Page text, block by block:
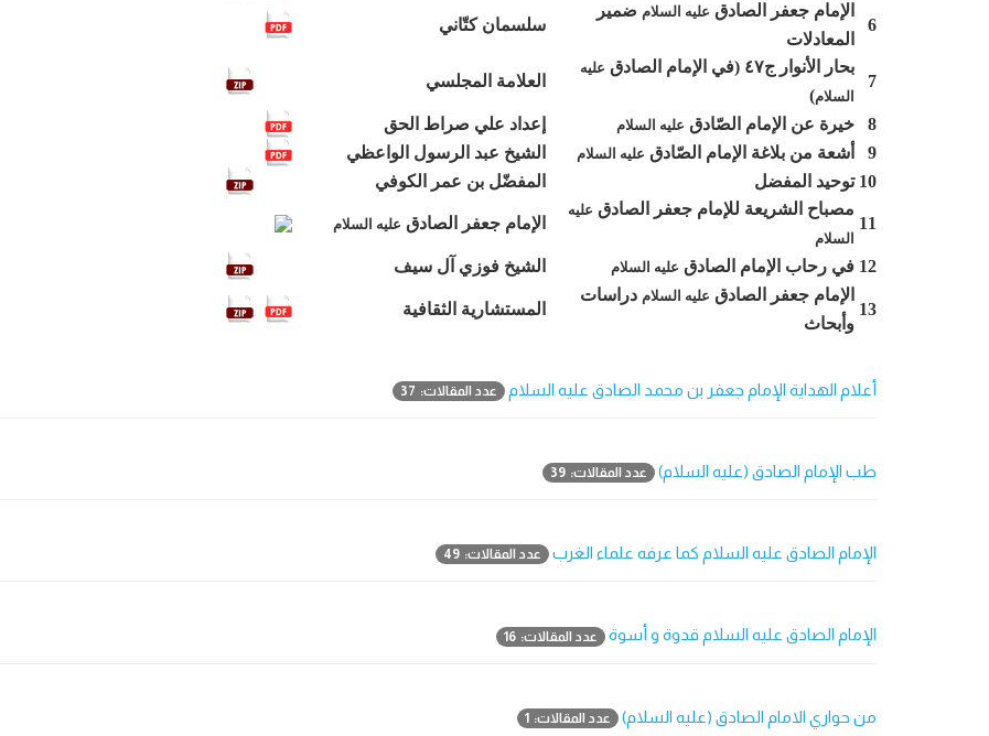
6
الإمام جعفر الصادق عليه السلام ضمير
المعادلات
سلسمان كتّاني
7
بحار الأنوار ج٤٧ (في الإمام الصادق
عليه
السلام)
العلامة المجلسي
8 خيرة عن الإمام الصّادق عليه السلام
إعداد علي صراط الحق
9
أشعة من بلاغة الإمام الصّادق عليه السلام
الشيخ عبد الرسول الواعظي
10 توحيد المفضل المفضّل بن عمر الكوفي
11
مصباح الشريعة للإمام جعفر الصادق عليه
السلام
الإمام جعفر الصادق عليه السلام
12 في رحاب الإمام الصادق عليه السلام الشيخ فوزي آل سيف
13
الإمام جعفر الصادق عليه السلام دراسات
وأبحاث
المستشارية الثقافية
أعلام الهداية الإمام جعفر بن محمد الصادق عليه السلام عدد المقالات: 37
طب الإمام الصادق (عليه السلام) عدد المقالات: 39
الإمام الصادق عليه السلام كما عرفه علماء الغرب عدد المقالات: 49
الإمام الصادق عليه السلام قدوة و أسوة عدد المقالات: 16
من حواري الامام الصادق (عليه السلام) عدد المقالات: 1